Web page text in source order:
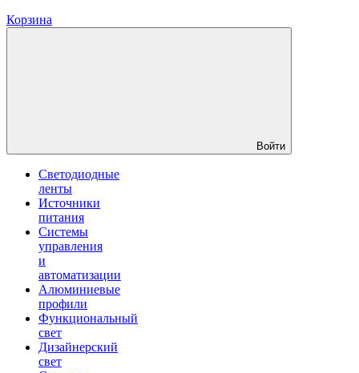
Корзина
Войти
Светодиодные
ленты
Источники
питания
Системы
управления
и
автоматизации
Алюминиевые
профили
Функциональный
свет
Дизайнерский
свет